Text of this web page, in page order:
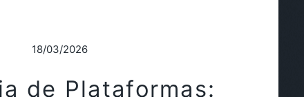
18/03/2026
de Plataformas: